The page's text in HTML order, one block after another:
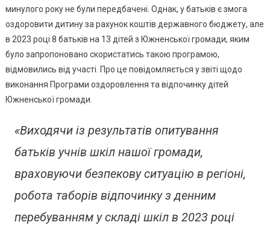
минулого року не були передбачені. Однак, у батьків є змога
оздоровити дитину за рахунок коштів державного бюджету, але
в 2023 році 8 батьків на 13 дітей з Южненської громади, яким
було запропоновано скористатись такою програмою,
відмовились від участі. Про це повідомляється у звіті щодо
виконання Програми оздоровлення та відпочинку дітей
Южненської громади.
«Виходячи із результатів опитування
батьків учнів шкіл нашої громади,
враховуючи безпекову ситуацію в регіоні,
робота таборів відпочинку з денним
перебуванням у складі шкіл в 2023 році